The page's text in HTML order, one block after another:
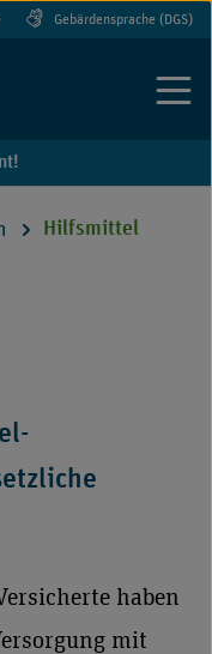
Gebärdensprache (DGS)
Menü
Hilfsmittel
haben
mit